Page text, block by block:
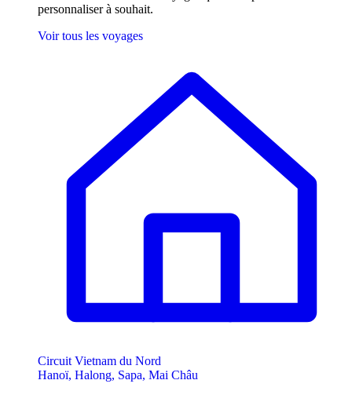
personnaliser à souhait.
Voir tous les voyages
Circuit Vietnam du Nord
Hanoï, Halong, Sapa, Mai Châu